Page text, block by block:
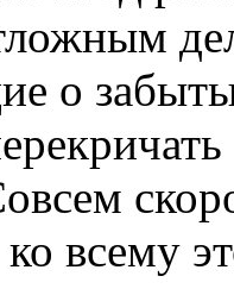
о
всему